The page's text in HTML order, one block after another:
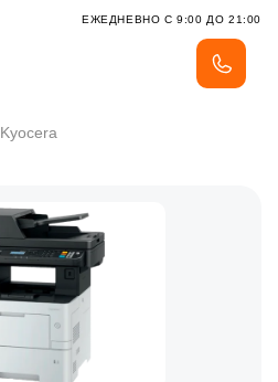
ЕЖЕДНЕВНО С 9:00 ДО 21:00
Kyocera